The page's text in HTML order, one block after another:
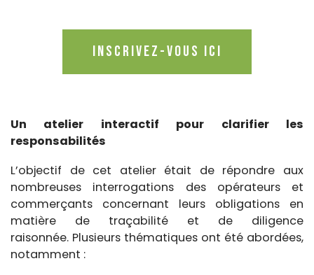
Inscrivez-vous ici
Un atelier interactif pour clarifier les
responsabilités
L’objectif de cet atelier était de répondre aux
nombreuses interrogations des opérateurs et
commerçants concernant leurs obligations en
matière de traçabilité et de diligence
raisonnée. Plusieurs thématiques ont été abordées,
notamment :